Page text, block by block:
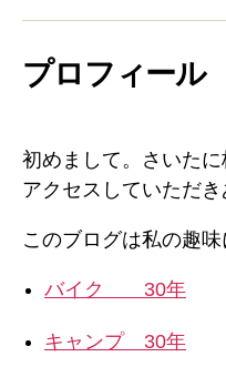
プロフィール
初めまして。さいたに
アクセスしていただき
このブログは私の趣味
バイク 30年
キャンプ 30年